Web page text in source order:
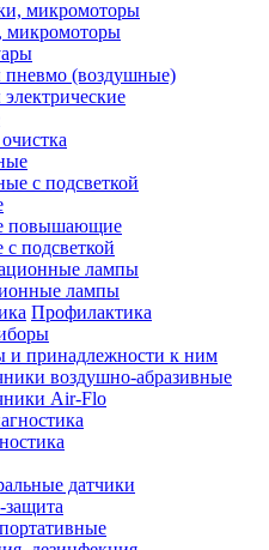
микромоторы
(воздушные)
с подсветкой
повышающие
с подсветкой
лампы
Профилактика
и принадлежности к ним
воздушно-абразивные
Air-Flo
датчики
защита